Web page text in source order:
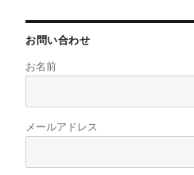
お問い合わせ
お名前
メールアドレス